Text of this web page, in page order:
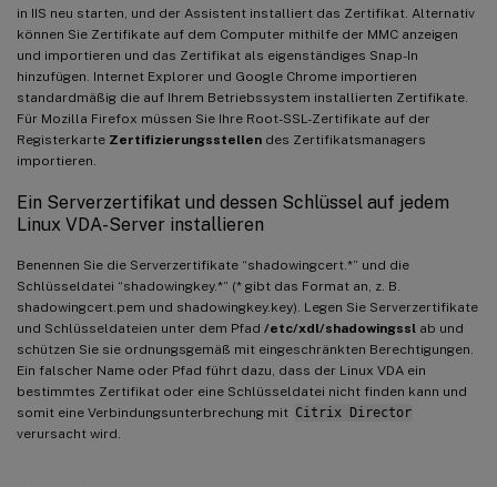
in IIS neu starten, und der Assistent installiert das Zertifikat. Alternativ
können Sie Zertifikate auf dem Computer mithilfe der MMC anzeigen
und importieren und das Zertifikat als eigenständiges Snap-In
hinzufügen. Internet Explorer und Google Chrome importieren
standardmäßig die auf Ihrem Betriebssystem installierten Zertifikate.
Für Mozilla Firefox müssen Sie Ihre Root-SSL-Zertifikate auf der
Registerkarte Zertifizierungsstellen des Zertifikatsmanagers
importieren.
Ein Serverzertifikat und dessen Schlüssel auf jedem
Linux VDA-Server installieren
Benennen Sie die Serverzertifikate “shadowingcert.*” und die
Schlüsseldatei “shadowingkey.*” (* gibt das Format an, z. B.
shadowingcert.pem und shadowingkey.key). Legen Sie Serverzertifikate
und Schlüsseldateien unter dem Pfad /etc/xdl/shadowingssl ab und
schützen Sie sie ordnungsgemäß mit eingeschränkten Berechtigungen.
Ein falscher Name oder Pfad führt dazu, dass der Linux VDA ein
bestimmtes Zertifikat oder eine Schlüsseldatei nicht finden kann und
somit eine Verbindungsunterbrechung mit Citrix Director
verursacht wird.